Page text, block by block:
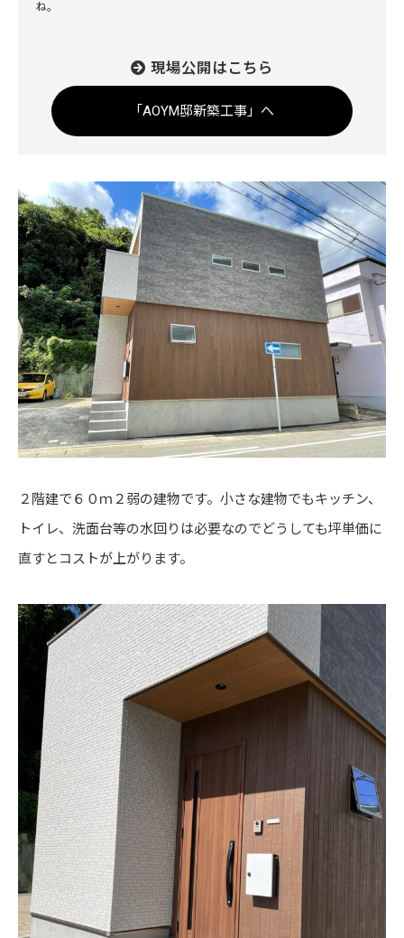
ね。
現場公開はこちら
「AOYM邸新築工事」へ
２階建で６０ｍ２弱の建物です。小さな建物でもキッチン、
トイレ、洗面台等の水回りは必要なのでどうしても坪単価に
直すとコストが上がります。